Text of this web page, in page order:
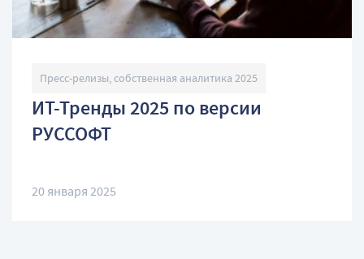
Пресс-релизы, собственная аналитика 2025
ИТ-Тренды 2025 по версии
РУССОФТ
20 января 2025